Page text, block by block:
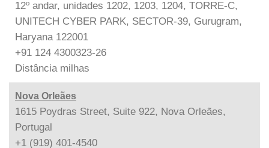
12º andar, unidades 1202, 1203, 1204, TORRE-C,
UNITECH CYBER PARK, SECTOR-39, Gurugram,
Haryana 122001
+91 124 4300323-26
Distância milhas
Nova Orleães
1615 Poydras Street, Suite 922, Nova Orleães,
Portugal
+1 (919) 401-4540